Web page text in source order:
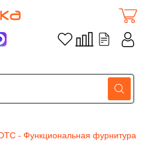
- Функциональная фурнитура